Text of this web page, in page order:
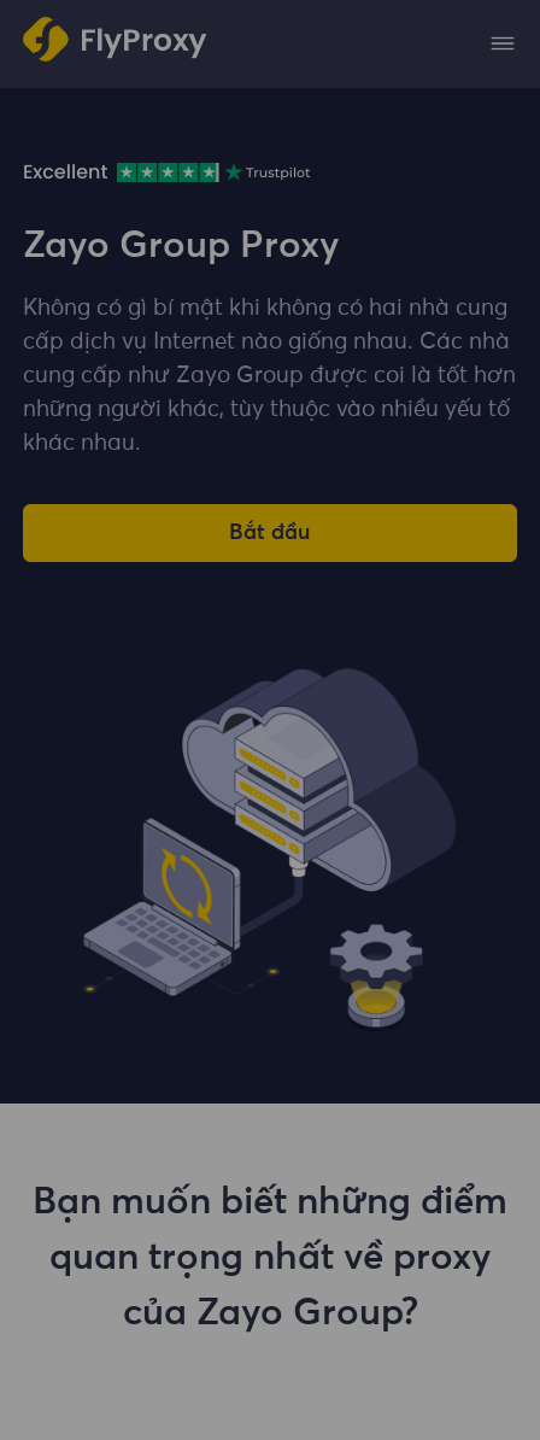
Zayo Group Proxy
Không có gì bí mật khi không có hai nhà cung
cấp dịch vụ Internet nào giống nhau. Các nhà
cung cấp như Zayo Group được coi là tốt hơn
những người khác, tùy thuộc vào nhiều yếu tố
khác nhau.
Bắt đầu
Bạn muốn biết những điểm
quan trọng nhất về proxy
của Zayo Group?